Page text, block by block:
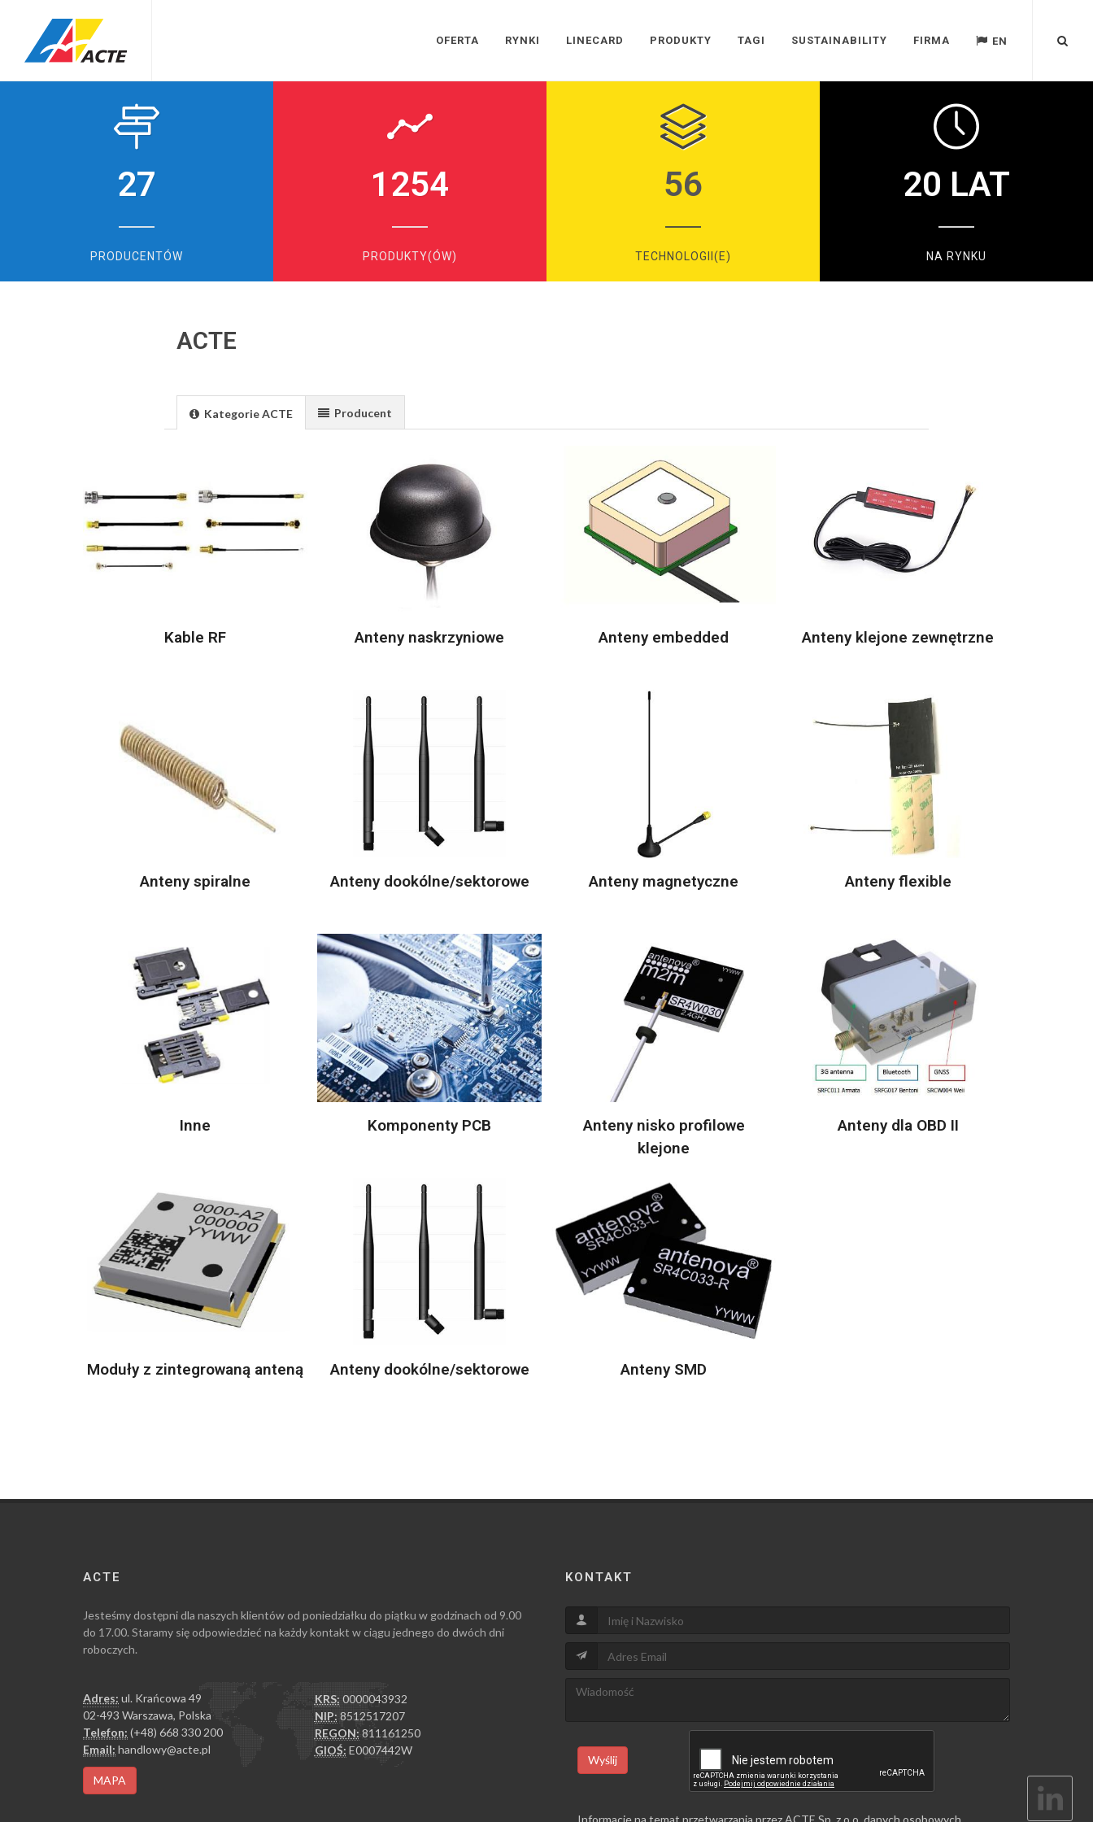
OFERTA RYNKI LINECARD PRODUKTY TAGI SUSTAINABILITY FIRMA EN
27
PRODUCENTÓW
1254
PRODUKTY(ÓW)
56
TECHNOLOGII(E)
20 LAT
NA RYNKU
ACTE
Kategorie ACTE Producent
Kable RF Anteny naskrzyniowe Anteny embedded Anteny klejone zewnętrzne
Anteny spiralne Anteny dookólne/sektorowe Anteny magnetyczne Anteny flexible
Inne Komponenty PCB
Anteny nisko profilowe
klejone
Anteny dla OBD II
Moduły z zintegrowaną anteną Anteny dookólne/sektorowe Anteny SMD
ACTE
Jesteśmy dostępni dla naszych klientów od poniedziałku do piątku w godzinach od 9.00
do 17.00. Staramy się odpowiedzieć na każdy kontakt w ciągu jednego do dwóch dni
roboczych.
Adres: ul. Krańcowa 49
02-493 Warszawa, Polska
Telefon: (+48) 668 330 200
Email: handlowy@acte.pl
KRS: 0000043932
NIP: 8512517207
REGON: 811161250
GIOŚ: E0007442W
MAPA
KONTAKT
Wyślij
Informacje na temat przetwarzania przez ACTE Sp. z o.o. danych osobowych